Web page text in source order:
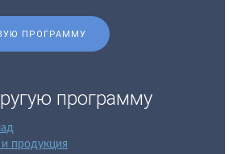
ПРОГРАММУ
программу
и продукция